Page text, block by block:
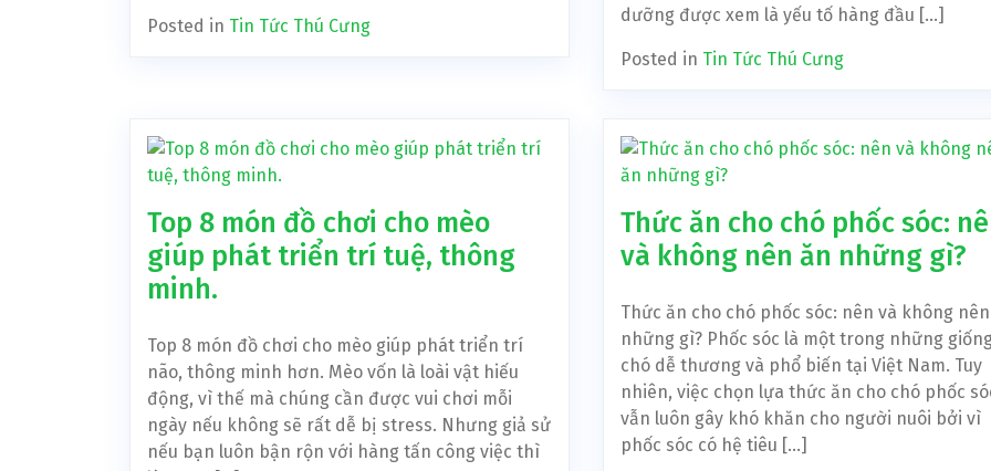
Posted in Tin Tức Thú Cưng
dưỡng được xem là yếu tố hàng đầu […]
Posted in Tin Tức Thú Cưng
Top 8 món đồ chơi cho mèo
giúp phát triển trí tuệ, thông
minh.
Top 8 món đồ chơi cho mèo giúp phát triển trí
não, thông minh hơn. Mèo vốn là loài vật hiếu
động, vì thế mà chúng cần được vui chơi mỗi
ngày nếu không sẽ rất dễ bị stress. Nhưng giả sử
nếu bạn luôn bận rộn với hàng tấn công việc thì
Thức ăn cho chó phốc sóc:
và không nên ăn những gì?
Thức ăn cho chó phốc sóc: nên và không
những gì? Phốc sóc là một trong những
chó dễ thương và phổ biến tại Việt Nam. Tuy
nhiên, việc chọn lựa thức ăn cho chó phốc
vẫn luôn gây khó khăn cho người nuôi bởi vì
phốc sóc có hệ tiêu […]